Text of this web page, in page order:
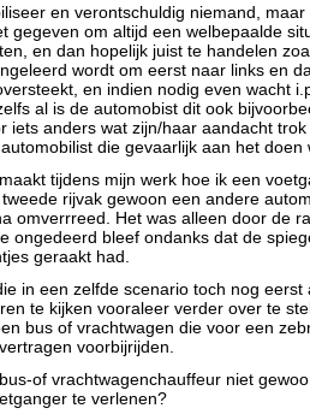
en verontschuldig niemand,
gegeven om altijd een welbepaalde
en dan hopelijk juist te handelen
wordt om eerst naar links en
en indien nodig even wacht
al is de automobist dit ook
iets anders wat zijn/haar aandacht
die gevaarlijk aan het doen
tijdens mijn werk hoe ik een
rijvak gewoon een andere
omverrreed. Het was alleen door de
ongedeerd bleef ondanks dat de
geraakt had.
in een zelfde scenario toch nog eerst
te kijken vooraleer verder over te
bus of vrachtwagen die voor een
voorbijrijden.
of vrachtwagenchauffeur niet
te verlenen?